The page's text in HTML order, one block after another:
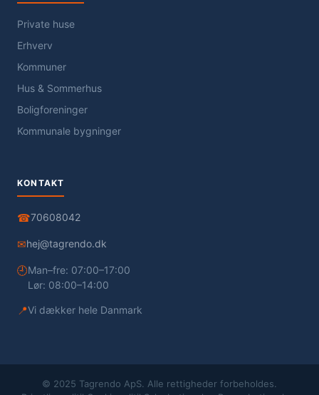
Private huse
Erhverv
Kommuner
Hus & Sommerhus
Boligforeninger
Kommunale bygninger
KONTAKT
☎70608042
✉hej@tagrendo.dk
🕘Man–fre: 07:00–17:00
Lør: 08:00–14:00
📍Vi dækker hele Danmark
© 2025 Tagrendo ApS. Alle rettigheder forbeholdes.